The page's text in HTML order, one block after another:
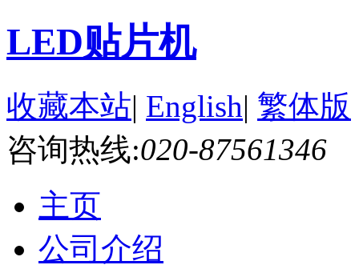
LED贴片机
收藏本站| English| 繁体版
咨询热线:020-87561346
主页
公司介绍